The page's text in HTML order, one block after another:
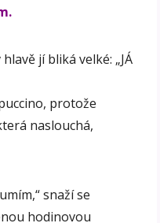
jí bliká velké: „JÁ
protože
naslouchá,
snaží se
hodinovou